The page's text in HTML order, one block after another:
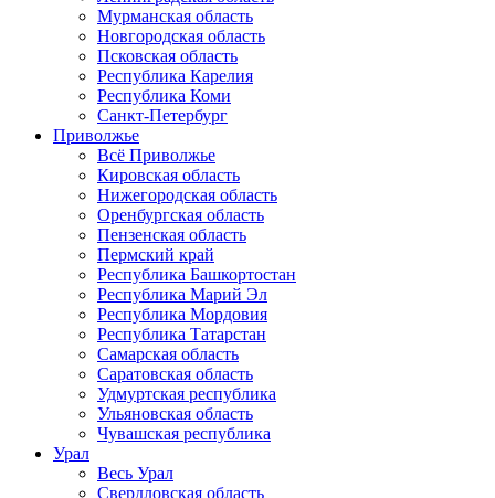
Мурманская область
Новгородская область
Псковская область
Республика Карелия
Республика Коми
Санкт-Петербург
Приволжье
Всё Приволжье
Кировская область
Нижегородская область
Оренбургская область
Пензенская область
Пермский край
Республика Башкортостан
Республика Марий Эл
Республика Мордовия
Республика Татарстан
Самарская область
Саратовская область
Удмуртская республика
Ульяновская область
Чувашская республика
Урал
Весь Урал
Свердловская область